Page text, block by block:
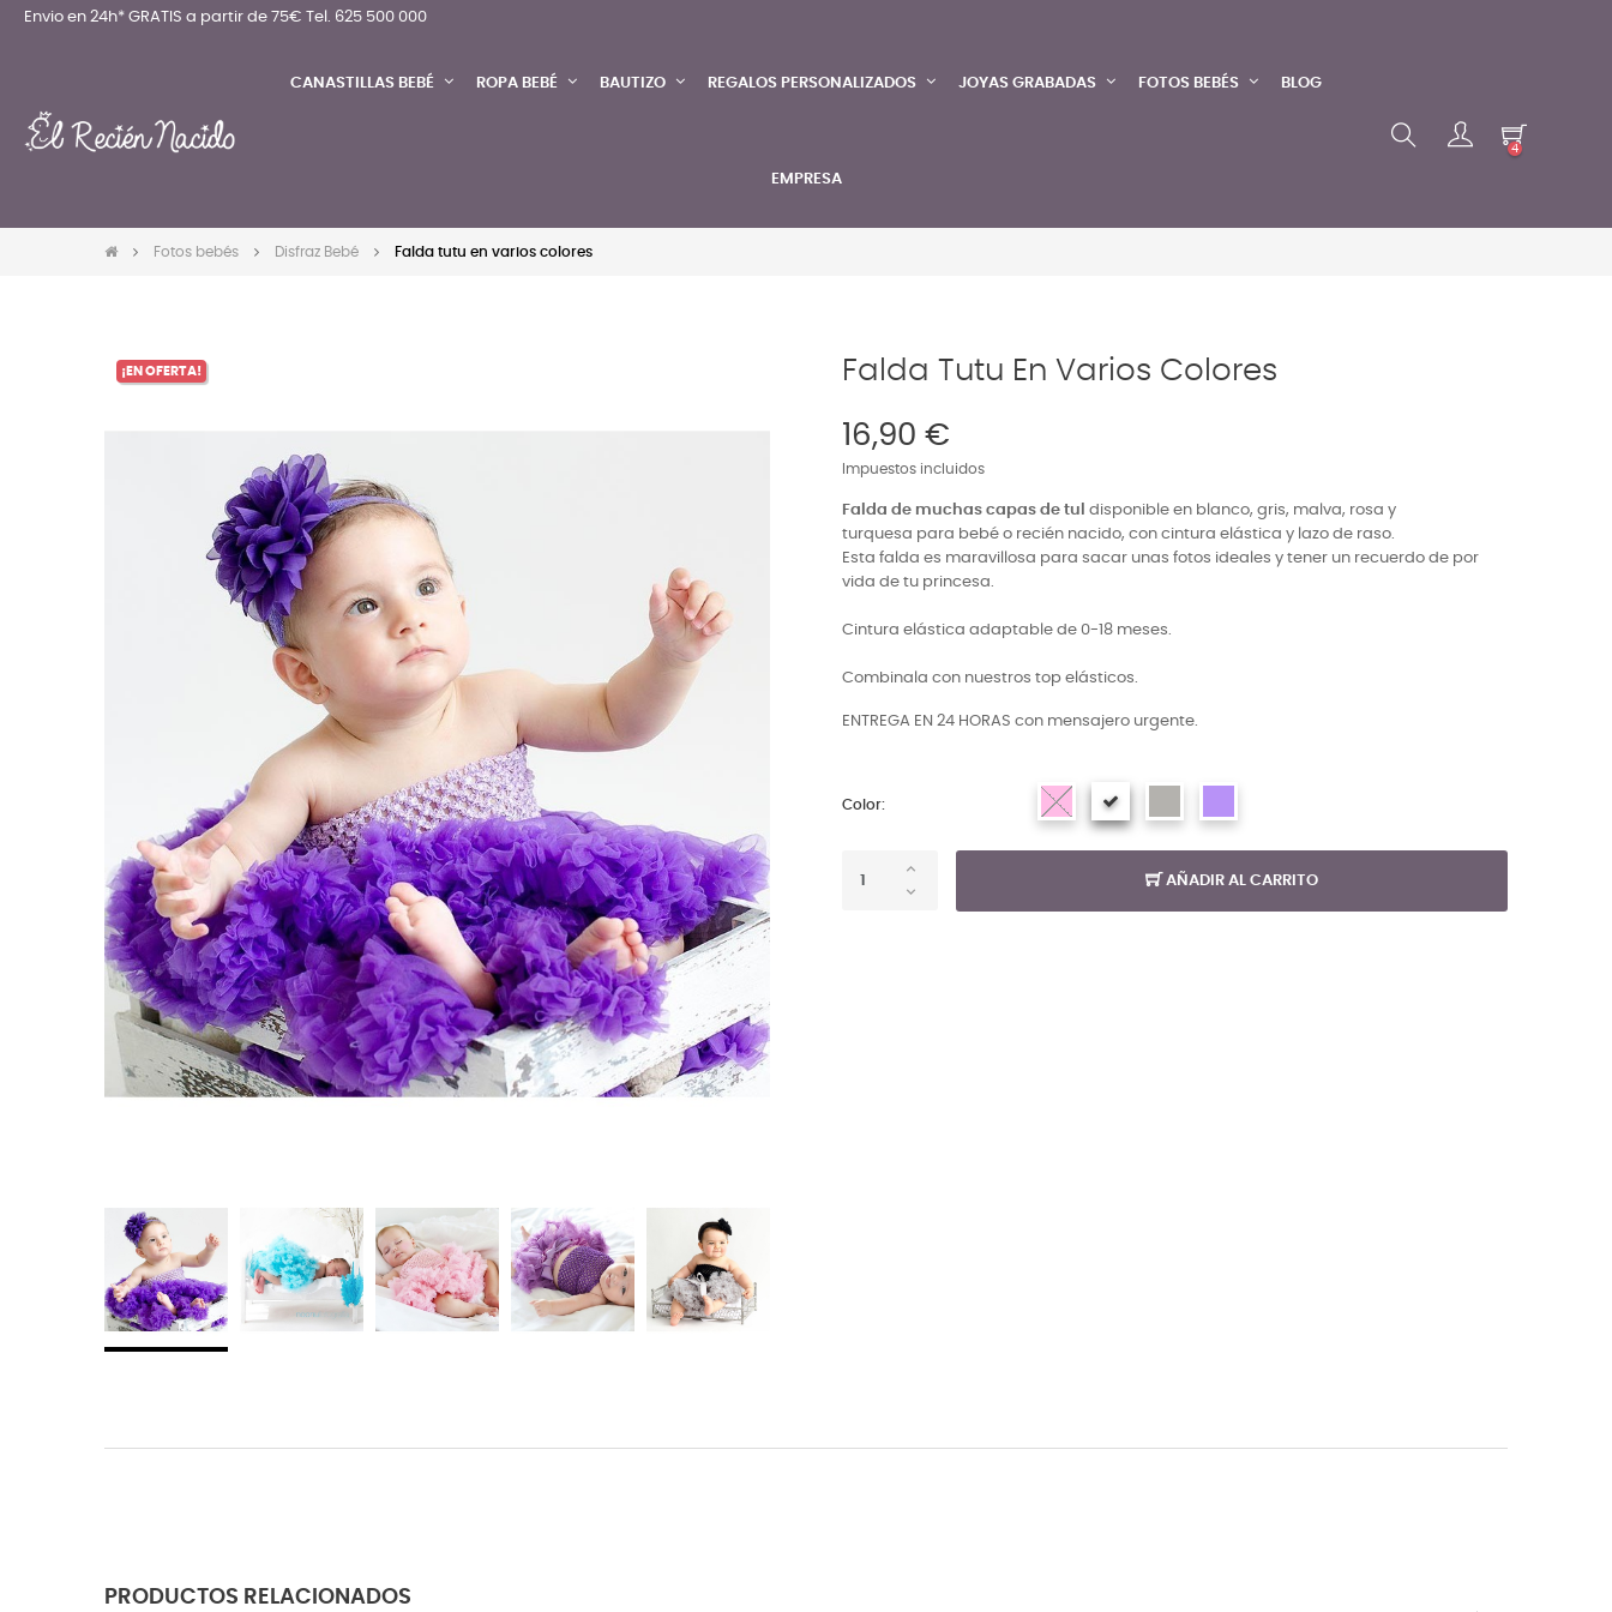
Envio en 24h* GRATIS a partir de 75€ Tel. 625 500 000
CANASTILLAS BEBÉ ROPA BEBÉ BAUTIZO REGALOS PERSONALIZADOS JOYAS GRABADAS FOTOS BEBÉS BLOG
EMPRESA
4
Fotos bebés Disfraz Bebé Falda tutu en varios colores
¡EN OFERTA! Falda Tutu En Varios Colores
16,90 €
Impuestos incluidos
Falda de muchas capas de tul
disponible en blanco, gris, malva, rosa y
turquesa para bebé o recién nacido, con cintura elástica y lazo de raso.
Esta falda es maravillosa para sacar unas fotos ideales y tener un recuerdo de por
vida de tu princesa.
Cintura elástica adaptable de 0-18 meses.
Combinala con nuestros top elásticos.
ENTREGA EN 24 HORAS con mensajero urgente.
Color:
AÑADIR AL CARRITO
PRODUCTOS RELACIONADOS